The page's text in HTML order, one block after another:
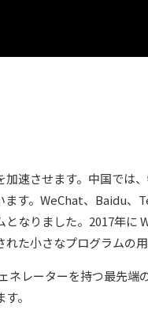
速させます。中国では
ます。WeChat、Baidu、
なりました。2017年に
た小さなプログラムの用
ネレーターを持つ最先端
。